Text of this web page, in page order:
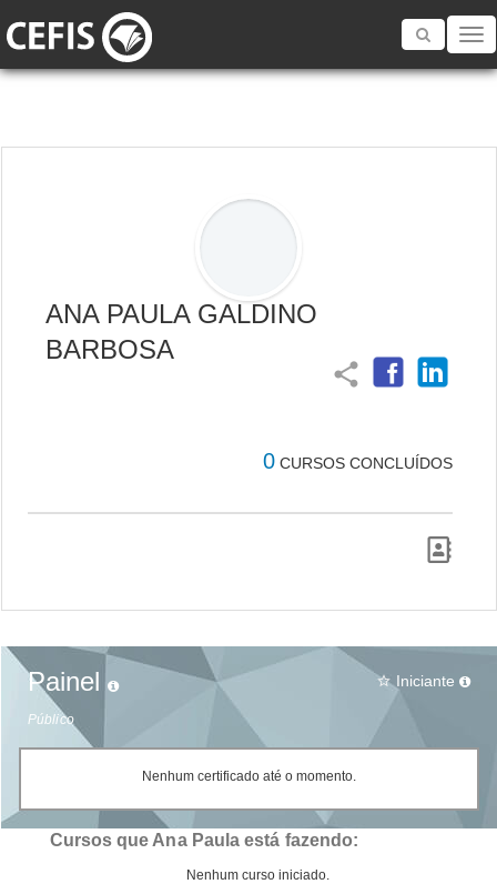
Toggle
ANA PAULA GALDINO
BARBOSA
share
0 CURSOS CONCLUÍDOS
Painel
Público
star_border Iniciante
Nenhum certificado até o momento.
Cursos que Ana Paula está fazendo:
Nenhum curso iniciado.